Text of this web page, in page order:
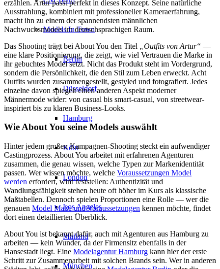
Models In Town
Berlin
Düsseldorf
Hamburg
Köln
London
Los Angeles
Mailand
München
erzählen. Artur passt perfekt in dieses Konzept. Seine natürliche
Ausstrahlung, kombiniert mit professioneller Kameraerfahrung,
macht ihn zu einem der spannendsten männlichen
Nachwuchsmodels im deutschsprachigen Raum.
Das Shooting trägt bei About You den Titel
„Outfits von Artur“ —
eine klare Positionierung, die zeigt, wie viel Vertrauen die Marke in
ihr gebuchtes Model setzt. Nicht das Produkt steht im Vordergrund,
sondern die Persönlichkeit, die den Stil zum Leben erweckt. Acht
Outfits wurden zusammengestellt, gestyled und fotografiert. Jedes
einzelne davon spiegelt einen anderen Aspekt moderner
Männermode wider: von casual bis smart-casual, von streetwear-
inspiriert bis zu klaren Business-Looks.
Wie About You seine Models auswählt
Hinter jedem großen Kampagnen-Shooting steckt ein aufwendiger
Castingprozess. About You arbeitet mit erfahrenen Agenturen
zusammen, die genau wissen, welche Typen zur Markenidentität
passen. Wer wissen möchte, welche Voraussetzungen Model
werden erfordert, wird feststellen: Authentizität und
Wandlungsfähigkeit stehen heute oft höher im Kurs als klassische
Maßtabellen. Dennoch spielen Proportionen eine Rolle — wer die
genauen Model Maße und Voraussetzungen kennen möchte, findet
dort einen detaillierten Überblick.
About You ist bekannt dafür, auch mit Agenturen aus Hamburg zu
arbeiten — kein Wunder, da der Firmensitz ebenfalls in der
Hansestadt liegt. Eine Modelagentur Hamburg kann hier der erste
Schritt zur Zusammenarbeit mit solchen Brands sein. Wer in anderen